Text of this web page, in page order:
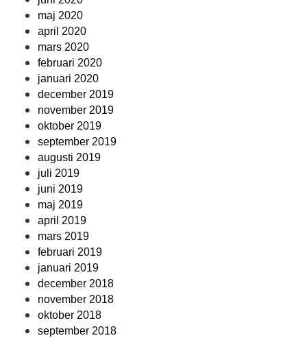
maj 2020
april 2020
mars 2020
februari 2020
januari 2020
december 2019
november 2019
oktober 2019
september 2019
augusti 2019
juli 2019
juni 2019
maj 2019
april 2019
mars 2019
februari 2019
januari 2019
december 2018
november 2018
oktober 2018
september 2018